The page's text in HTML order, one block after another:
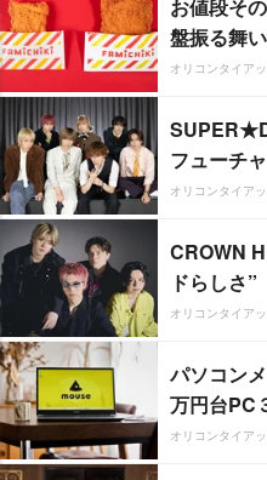
お値段そ
盤振る舞い
オリコンタイア
フューチ
オリコンタイア
CROWN
ドらしさ”
オリコンタイア
パソコン
万円台PC
オリコンタイア